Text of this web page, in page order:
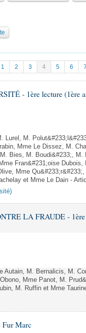
... )
1 2 3 4 5 6
- 1ère lecture (1ère
Lurel, M.
Mme Le Dissez, M.
Bies, M. Boudi&#233;,
Fran&#231;oise
Mme
et Mme Le Dain -
LA FRAUDE - 1ère
Autain, M. Bernalicis, M.
Mme Panot, M.
M. Ruffin et Mme
Fur Marc